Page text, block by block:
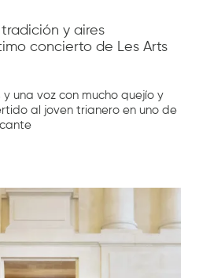
tradición y aires
concierto de Les Arts
una voz con mucho quejío y
al joven trianero en uno de